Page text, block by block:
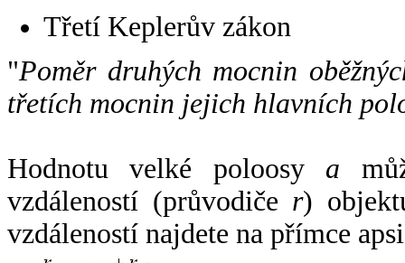
Třetí Keplerův zákon
"Poměr druhých mocnin
třetích mocnin jejich hlavních
Hodnotu velké poloosy a
vzdáleností (průvodiče r)
vzdáleností najdete na přímce